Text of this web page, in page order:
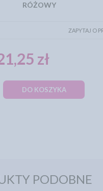
RÓŻOWY
ZAPYTAJ O
zł
DO KOSZYKA
PODOBNE